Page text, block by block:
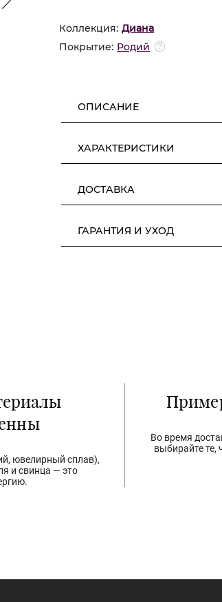
Коллекция: Диана
Покрытие: Родий
ОПИСАНИЕ
ХАРАКТЕРИСТИКИ
ДОСТАВКА
ГАРАНТИЯ И УХОД
ювелирный сплав),
и свинца — это
Во время
выбирайте те,